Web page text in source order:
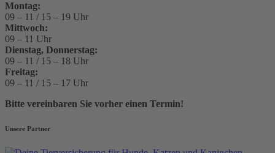
Montag:
09 – 11 / 15 – 19 Uhr
Mittwoch:
09 – 11 Uhr
Dienstag, Donnerstag:
09 – 11 / 15 – 18 Uhr
Freitag:
09 – 11 / 15 – 17 Uhr
Bitte vereinbaren Sie vorher einen Termin!
Unsere Partner